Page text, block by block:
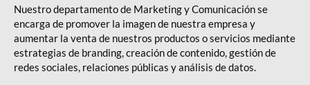
Nuestro departamento de Marketing y Comunicación se
encarga de promover la imagen de nuestra empresa y
aumentar la venta de nuestros productos o servicios mediante
estrategias de branding, creación de contenido, gestión de
redes sociales, relaciones públicas y análisis de datos.